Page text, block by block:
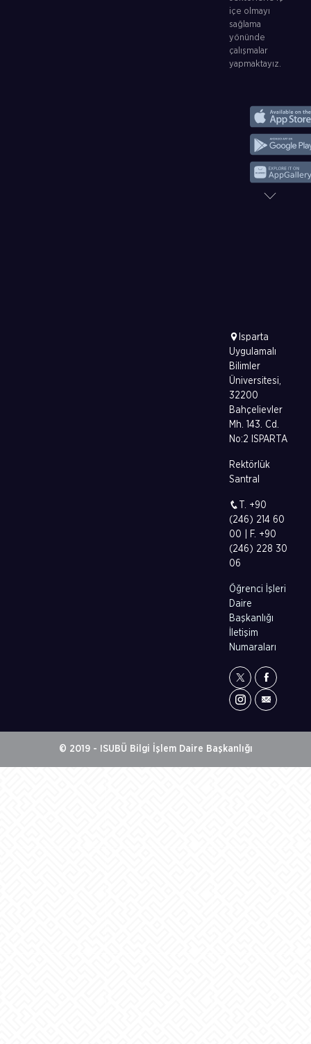
içe olmayı
sağlama
yönünde
çalışmalar
yapmaktayız.
Isparta
Uygulamalı
Bilimler
Üniversitesi,
32200
Bahçelievler
Mh. 143. Cd.
No:2 ISPARTA
Rektörlük
Santral
T. +90
(246) 214 60
00 | F. +90
(246) 228 30
06
Öğrenci İşleri
Daire
Başkanlığı
İletişim
Numaraları
© 2019 - ISUBÜ Bilgi İşlem Daire Başkanlığı